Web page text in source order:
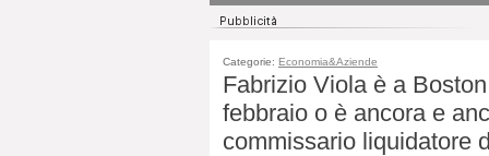
Categorie: Economia&Aziende
Fabrizio Viola è a
febbraio o è ancora e
commissario liquidatore